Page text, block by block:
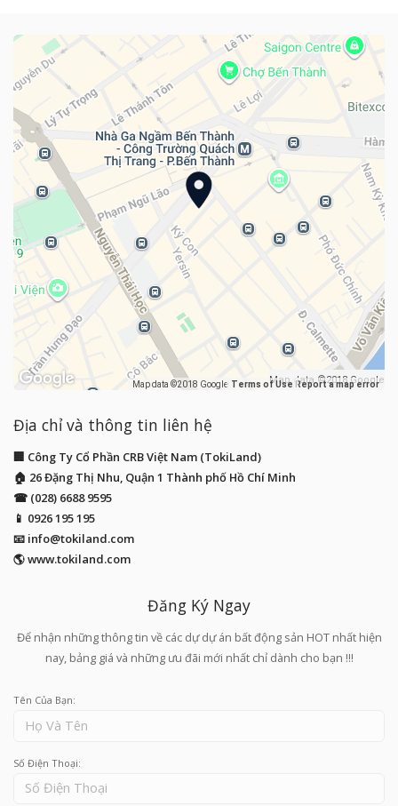
Map data ©2018 Google Map data ©2018 Google
Terms of Use Report a map error
Địa chỉ và thông tin liên hệ
🏢 Công Ty Cổ Phần CRB Việt Nam (TokiLand)
🏠 26 Đặng Thị Nhu, Quận 1 Thành phố Hồ Chí Minh
☎ (028) 6688 9595
📱 0926 195 195
📧 info@tokiland.com
🌎 www.tokiland.com
Đăng Ký Ngay
Để nhận những thông tin về các dự dự án bất động sản HOT nhất hiện
nay, bảng giá và những ưu đãi mới nhất chỉ dành cho bạn !!!
Tên Của Bạn:
Số Điện Thoại: